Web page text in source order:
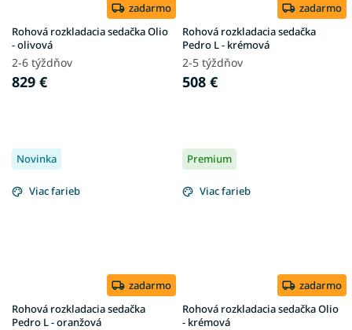
zadarmo
Rohová rozkladacia sedačka Olio
- olivová
2-6 týždňov
829 €
zadarmo
Rohová rozkladacia sedačka
Pedro L - krémová
2-5 týždňov
508 €
Novinka
Viac farieb
zadarmo
Rohová rozkladacia sedačka
Pedro L - oranžová
Premium
Viac farieb
zadarmo
Rohová rozkladacia sedačka Olio
- krémová